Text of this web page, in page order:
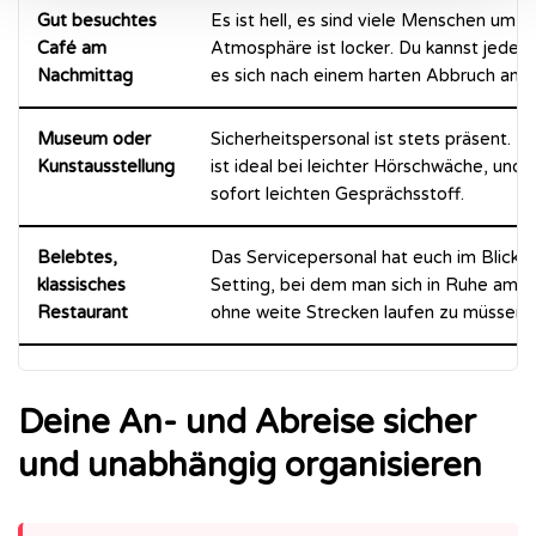
Gut besuchtes
Café am
Nachmittag
Es ist hell, es sind viele Menschen um
Atmosphäre ist locker. Du kannst
es sich nach einem harten Abbruch
Museum oder
Kunstausstellung
Sicherheitspersonal ist stets präsent.
ist ideal bei leichter Hörschwäche, und
sofort leichten Gesprächsstoff.
Belebtes,
klassisches
Restaurant
Das Servicepersonal hat euch im Blick.
Setting, bei dem man sich in Ruhe am
ohne weite Strecken laufen zu müssen.
Deine An- und Abreise sicher
und unabhängig organisieren